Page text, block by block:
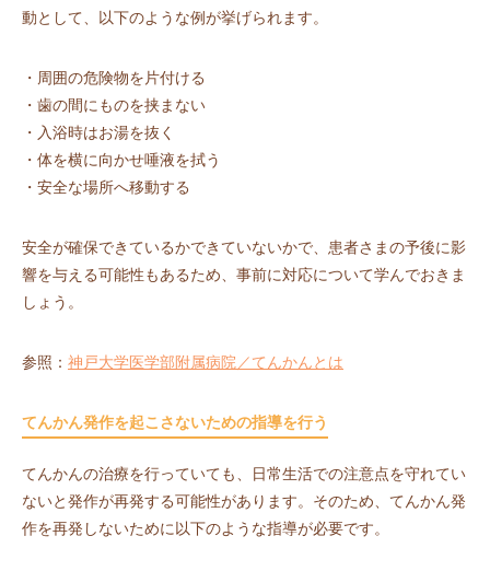
動として、以下のような例が挙げられます。
・周囲の危険物を片付ける
・歯の間にものを挟まない
・入浴時はお湯を抜く
・体を横に向かせ唾液を拭う
・安全な場所へ移動する
安全が確保できているかできていないかで、患者さまの予後に影
響を与える可能性もあるため、事前に対応について学んでおきま
しょう。
参照： 神戸大学医学部附属病院／てんかんとは
てんかん発作を起こさないための指導を行う
てんかんの治療を行っていても、日常生活での注意点を守れてい
ないと発作が再発する可能性があります。そのため、てんかん発
作を再発しないために以下のような指導が必要です。